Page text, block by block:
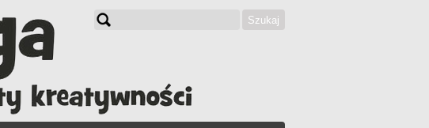
Szukaj